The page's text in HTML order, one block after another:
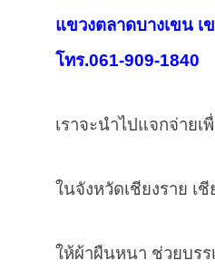
แขวงตลาดบางเขน เขต
โทร.061-909-1840
เราจะนำไปแจกจ่ายเพื่อ
ในจังหวัดเชียงราย เชียง
ให้ผ้าผืนหนา ช่วยบรรเ